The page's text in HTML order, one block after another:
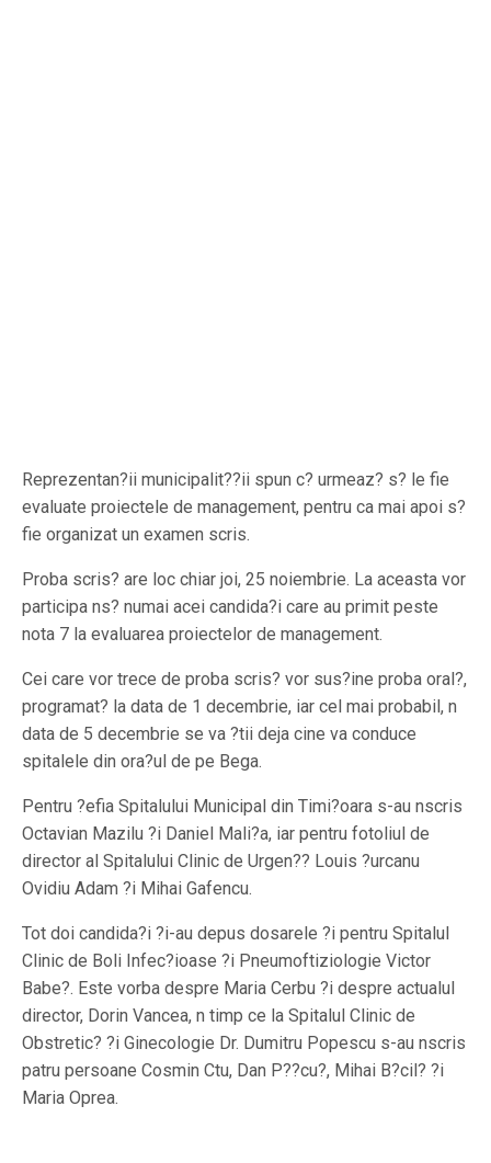
Reprezentan?ii municipalit??ii spun c? urmeaz? s? le fie
evaluate proiectele de management, pentru ca mai apoi s?
fie organizat un examen scris.
Proba scris? are loc chiar joi, 25 noiembrie. La aceasta vor
participa ns? numai acei candida?i care au primit peste
nota 7 la evaluarea proiectelor de management.
Cei care vor trece de proba scris? vor sus?ine proba oral?,
programat? la data de 1 decembrie, iar cel mai probabil, n
data de 5 decembrie se va ?tii deja cine va conduce
spitalele din ora?ul de pe Bega.
Pentru ?efia Spitalului Municipal din Timi?oara s-au nscris
Octavian Mazilu ?i Daniel Mali?a, iar pentru fotoliul de
director al Spitalului Clinic de Urgen?? Louis ?urcanu
Ovidiu Adam ?i Mihai Gafencu.
Tot doi candida?i ?i-au depus dosarele ?i pentru Spitalul
Clinic de Boli Infec?ioase ?i Pneumoftiziologie Victor
Babe?. Este vorba despre Maria Cerbu ?i despre actualul
director, Dorin Vancea, n timp ce la Spitalul Clinic de
Obstretic? ?i Ginecologie Dr. Dumitru Popescu s-au nscris
patru persoane Cosmin Ctu, Dan P??cu?, Mihai B?cil? ?i
Maria Oprea.